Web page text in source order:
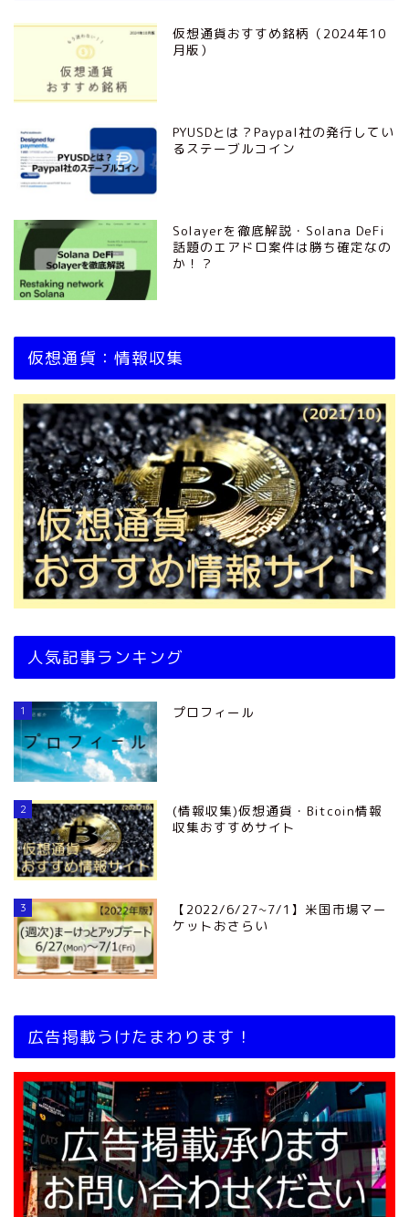
仮想通貨おすすめ銘柄（2024年10
月版）
PYUSDとは？Paypal社の発行してい
るステーブルコイン
Solayerを徹底解説・Solana DeFi
話題のエアドロ案件は勝ち確定なの
か！？
仮想通貨：情報収集
人気記事ランキング
1 プロフィール
2
(情報収集)仮想通貨・Bitcoin情報
収集おすすめサイト
3
【2022/6/27~7/1】米国市場マー
ケットおさらい
広告掲載うけたまわります！